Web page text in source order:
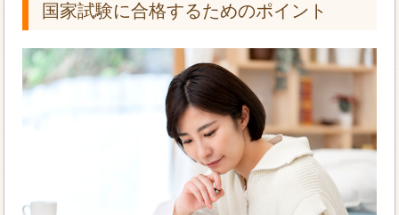
国家試験に合格するためのポイント